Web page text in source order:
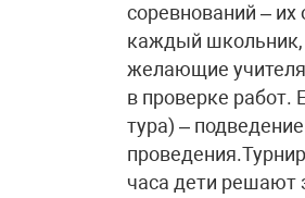
соревнований –
каждый школьник,
желающие учителя
в проверке работ.
тура) –
часа дети решают